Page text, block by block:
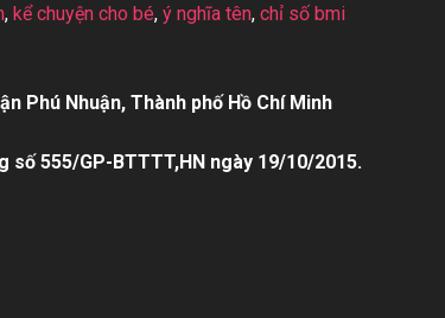
, kể chuyện cho bé, ý nghĩa tên, chỉ số bmi
Phú Nhuận, Thành phố Hồ Chí Minh
số 555/GP-BTTTT,HN ngày 19/10/2015.